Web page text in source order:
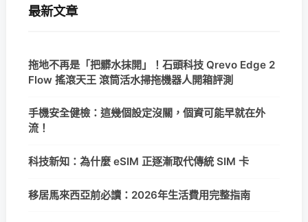
最新文章
拖地不再是「把髒水抹開」！石頭科技 Qrevo Edge 2
Flow 搖滾天王 滾筒活水掃拖機器人開箱評測
手機安全健檢：這幾個設定沒關，個資可能早就在外
流！
科技新知：為什麼 eSIM 正逐漸取代傳統 SIM 卡
移居馬來西亞前必讀：2026年生活費用完整指南